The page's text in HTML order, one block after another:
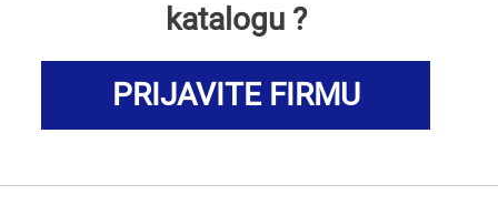
katalogu ?
PRIJAVITE FIRMU